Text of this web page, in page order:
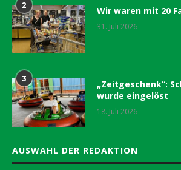
2 Wir waren mit 20
31. Juli 2026
3
„Zeitgeschenk“:
wurde eingelöst
18. Juli 2026
AUSWAHL DER REDAKTION